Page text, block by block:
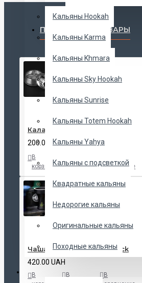
Кальяны Hookah
Кальяны Karma
Кальяны Khmara
Кальяны Sky Hookah
Кальяны Sunrise
Кальяны Totem Hookah
Кальяны Yahya
Кальяны с подсветкой
Квадратные кальяны
Недорогие кальяны
Оригинальные кальяны
Походные кальяны
ЧАШИ
ПОПУЛЯРНЫЕ ТОВАРЫ
Калауд Kaloud Lotus
200.00 UAH
В
корзину
закладки
сравнение
Чаша Tactical Killer H Black
420.00 UAH
В
В
В